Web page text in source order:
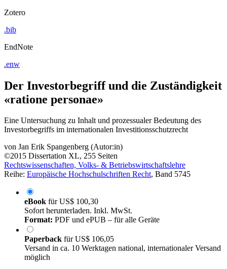
Zotero
.bib
EndNote
.enw
Der Investorbegriff und die Zuständigkeit
«ratione personae»
Eine Untersuchung zu Inhalt und prozessualer Bedeutung des
Investorbegriffs im internationalen Investitionsschutzrecht
von Jan Erik Spangenberg (Autor:in)
©2015 Dissertation XL, 255 Seiten
Rechtswissenschaften, Volks- & Betriebswirtschaftslehre
Reihe: Europäische Hochschulschriften Recht, Band 5745
eBook fürUS$ 100,30
Sofort herunterladen. Inkl. MwSt.
Format: PDF und ePUB – für alle Geräte
Paperback fürUS$ 106,05
Versand in ca. 10 Werktagen national, internationaler Versand
möglich